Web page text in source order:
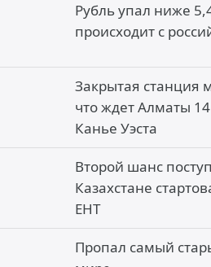
Рубль упал ниже
происходит с
Закрытая станция
что ждет Алматы
Канье Уэста
Второй шанс
Казахстане
ЕНТ
Пропал самый